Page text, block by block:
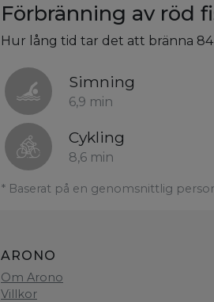
Förbränning av röd
Hur lång tid tar det att bränna
Simning
6,9 min
Cykling
8,6 min
* Baserat på en genomsnittlig
ARONO
Om Arono
Villkor